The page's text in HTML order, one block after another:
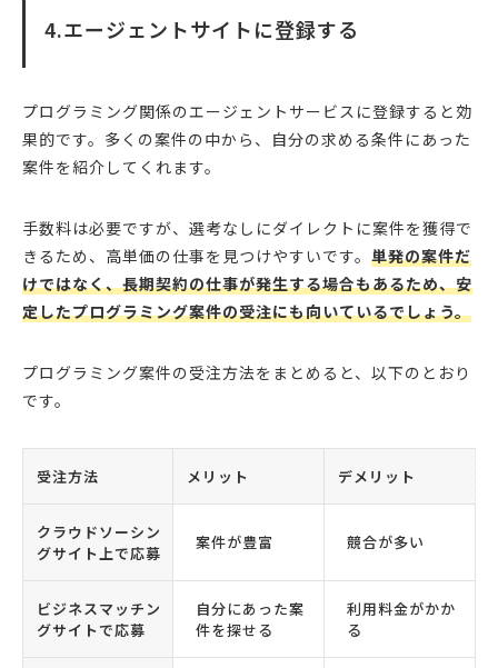
4.エージェントサイトに登録する
プログラミング関係のエージェントサービスに登録すると効
果的です。多くの案件の中から、自分の求める条件にあった
案件を紹介してくれます。
手数料は必要ですが、選考なしにダイレクトに案件を獲得で
きるため、高単価の仕事を見つけやすいです。 単発の案件だ
けではなく、長期契約の仕事が発生する場合もあるため、安
定したプログラミング案件の受注にも向いているでしょう。
プログラミング案件の受注方法をまとめると、以下のとおり
です。
受注方法 メリット デメリット
クラウドソーシン
グサイト上で応募
案件が豊富 競合が多い
ビジネスマッチン
グサイトで応募
自分にあった案
件を探せる
利用料金がかか
る